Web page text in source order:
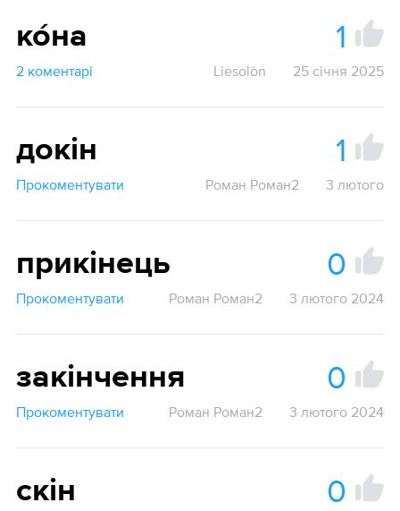
ко́на 1
2 коментарі Liesolòn 25 січня 2025
докін 1
Прокоментувати Роман Роман2 3 лютого
прикінець 0
Прокоментувати Роман Роман2 3 лютого 2024
закінчення 0
Прокоментувати Роман Роман2 3 лютого 2024
скін 0